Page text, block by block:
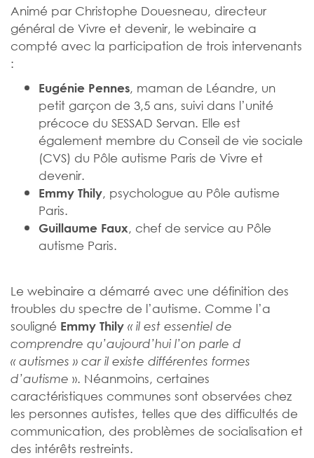
Animé par Christophe Douesneau, directeur
général de Vivre et devenir, le webinaire a
compté avec la participation de trois intervenants
:
Eugénie Pennes, maman de Léandre, un
petit garçon de 3,5 ans, suivi dans l’unité
précoce du SESSAD Servan. Elle est
également membre du Conseil de vie sociale
(CVS) du Pôle autisme Paris de Vivre et
devenir.
Emmy Thily, psychologue au Pôle autisme
Paris.
Guillaume Faux, chef de service au Pôle
autisme Paris.
Le webinaire a démarré avec une définition des
troubles du spectre de l’autisme. Comme l’a
souligné Emmy Thily « il est essentiel de
comprendre qu’aujourd’hui l’on parle d
« autismes » car il existe différentes formes
d’autisme ». Néanmoins, certaines
caractéristiques communes sont observées chez
les personnes autistes, telles que des difficultés de
communication, des problèmes de socialisation et
des intérêts restreints.